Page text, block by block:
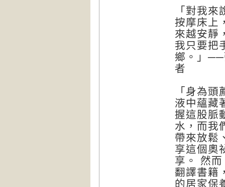
「對我
按摩床上
來越安靜
我只要把
鄉。」──
者
「身為
液中蘊藏
握這股脈
水，而我
帶來放鬆
享這個奧
享。 然
翻譯書籍
的居家保